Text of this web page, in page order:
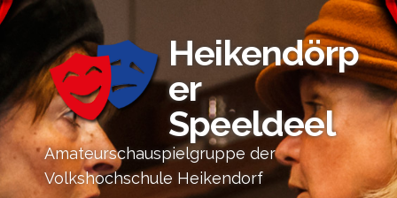
Heikendörp
er
Speeldeel
Amateurschauspielgruppe der
Volkshochschule Heikendorf